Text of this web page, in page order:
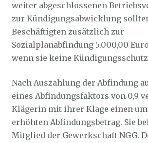
weiter abgeschlossenen
zur Kündigungsabwicklung
Beschäftigten zusätzlich zur
Sozialplanabfindung 5.000,00
wenn sie keine
Nach Auszahlung der Abfindung
eines Abfindungsfaktors von 0,9
Klägerin mit ihrer Klage einen um
erhöhten Abfindungsbetrag. Sie
Mitglied der Gewerkschaft NGG.